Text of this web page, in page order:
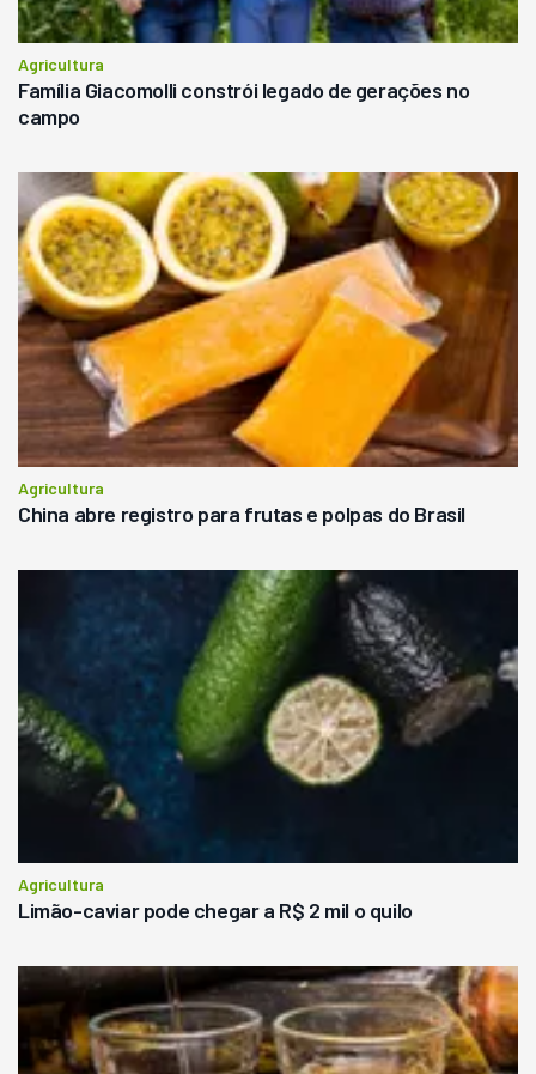
Agricultura
Família Giacomolli constrói legado de gerações no
campo
Agricultura
China abre registro para frutas e polpas do Brasil
Agricultura
Limão-caviar pode chegar a R$ 2 mil o quilo